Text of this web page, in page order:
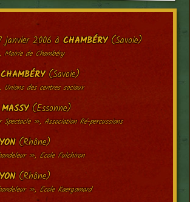
janvier 2006 àCHAMBÉRY(Savoie)
de Chambéry
CHAMBÉRY(Savoie)
des centres sociaux
MASSY(Essonne)
», Association Ré-percussions
(Rhône)
», Ecole Fulchiron
(Rhône)
», Ecole Kaergomard